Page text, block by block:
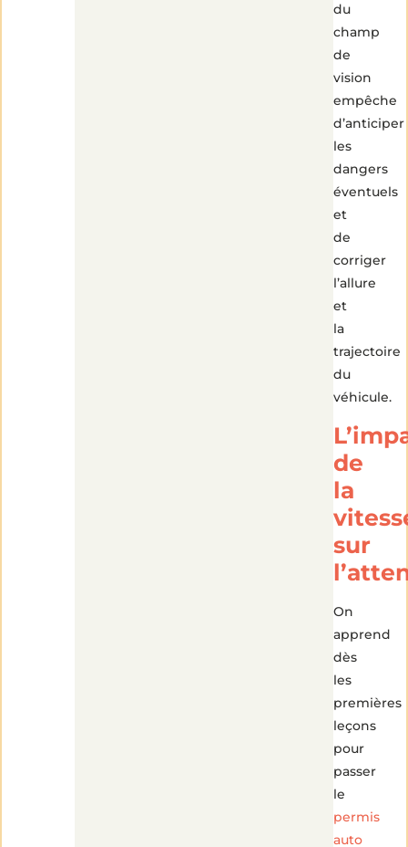
du
champ
de
vision
empêche
d’anticiper
les
dangers
éventuels
et
de
corriger
l’allure
et
la
trajectoire
du
véhicule.
de
la
sur
On
apprend
dès
les
premières
leçons
pour
passer
le
permis
auto